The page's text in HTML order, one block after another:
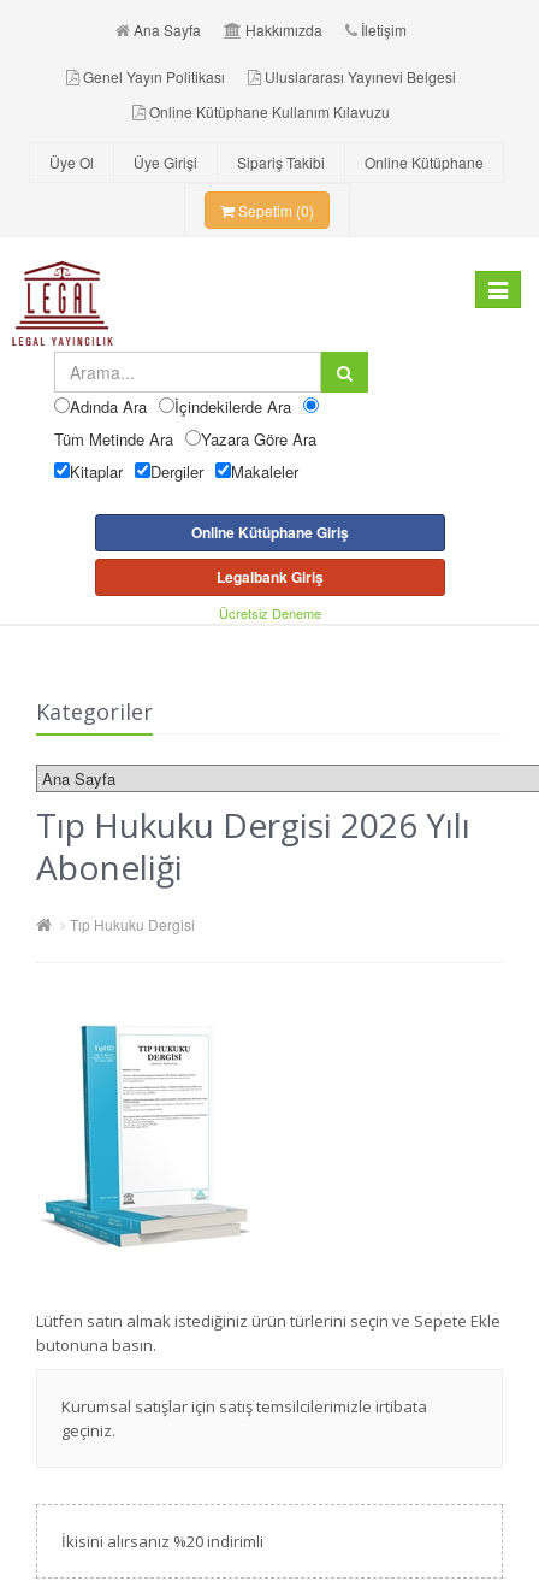
Ana Sayfa Hakkımızda İletişim
Genel Yayın Politikası
Uluslararası Yayınevi Belgesi
Online Kütüphane Kullanım Kılavuzu
Üye Ol Üye Girişi Sipariş Takibi Online Kütüphane
Sepetim (0)
Toggle
Adında Ara
İçindekilerde Ara
Tüm Metinde Ara
Yazara Göre Ara
Kitaplar
Dergiler Makaleler
Online Kütüphane Giriş
Legalbank Giriş
Ücretsiz Deneme
Kategoriler
Tıp Hukuku Dergisi 2026 Yılı
Aboneliği
Tıp Hukuku Dergisi
Lütfen satın almak istediğiniz ürün türlerini seçin ve Sepete Ekle
butonuna basın.
Kurumsal satışlar için satış temsilcilerimizle irtibata
geçiniz.
İkisini alırsanız %20 indirimli